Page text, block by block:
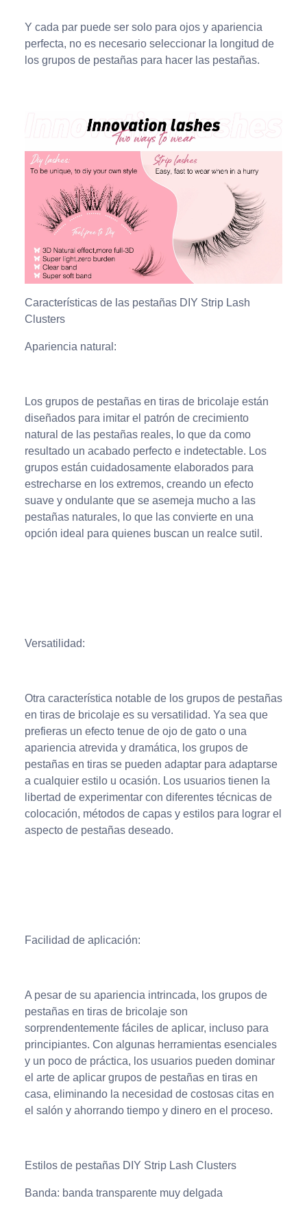
Y cada par puede ser solo para ojos y apariencia
perfecta, no es necesario seleccionar la longitud de
los grupos de pestañas para hacer las pestañas.
Características de las pestañas DIY Strip Lash
Clusters
Apariencia natural:
Los grupos de pestañas en tiras de bricolaje están
diseñados para imitar el patrón de crecimiento
natural de las pestañas reales, lo que da como
resultado un acabado perfecto e indetectable. Los
grupos están cuidadosamente elaborados para
estrecharse en los extremos, creando un efecto
suave y ondulante que se asemeja mucho a las
pestañas naturales, lo que las convierte en una
opción ideal para quienes buscan un realce sutil.
Versatilidad:
Otra característica notable de los grupos de pestañas
en tiras de bricolaje es su versatilidad. Ya sea que
prefieras un efecto tenue de ojo de gato o una
apariencia atrevida y dramática, los grupos de
pestañas en tiras se pueden adaptar para adaptarse
a cualquier estilo u ocasión. Los usuarios tienen la
libertad de experimentar con diferentes técnicas de
colocación, métodos de capas y estilos para lograr el
aspecto de pestañas deseado.
Facilidad de aplicación:
A pesar de su apariencia intrincada, los grupos de
pestañas en tiras de bricolaje son
sorprendentemente fáciles de aplicar, incluso para
principiantes. Con algunas herramientas esenciales
y un poco de práctica, los usuarios pueden dominar
el arte de aplicar grupos de pestañas en tiras en
casa, eliminando la necesidad de costosas citas en
el salón y ahorrando tiempo y dinero en el proceso.
Estilos de pestañas DIY Strip Lash Clusters
Banda: banda transparente muy delgada